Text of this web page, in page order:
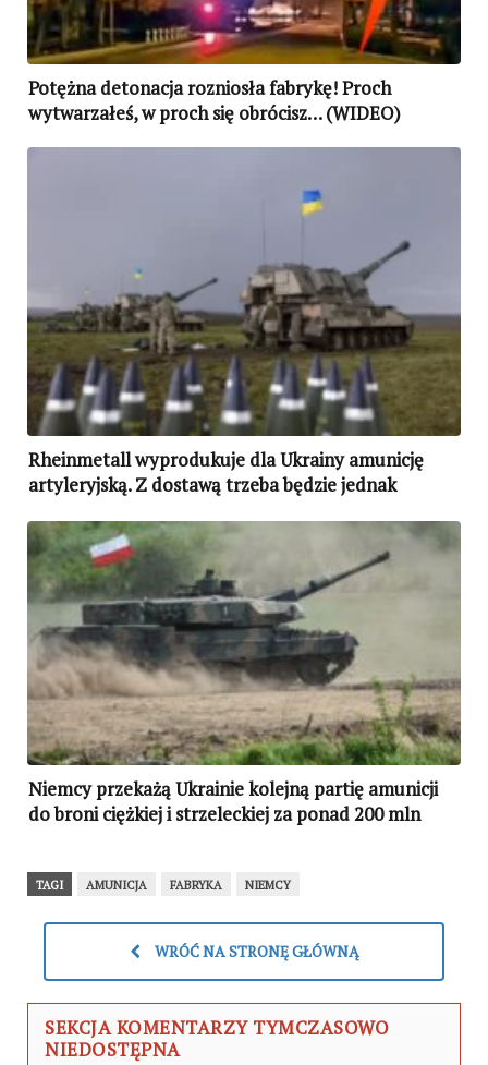
Potężna detonacja rozniosła fabrykę! Proch
wytwarzałeś, w proch się obrócisz… (WIDEO)
Rheinmetall wyprodukuje dla Ukrainy amunicję
artyleryjską. Z dostawą trzeba będzie jednak
Niemcy przekażą Ukrainie kolejną partię amunicji
do broni ciężkiej i strzeleckiej za ponad 200 mln
TAGI AMUNICJA FABRYKA NIEMCY
WRÓĆ NA STRONĘ GŁÓWNĄ
SEKCJA KOMENTARZY TYMCZASOWO
NIEDOSTĘPNA